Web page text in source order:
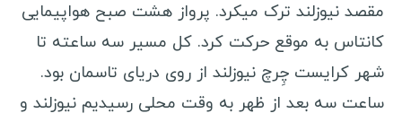
هند
مالزی
عراق
مقصد نیوزلند ترک میکرد. پرواز هشت صبح هواپیمایی
کانتاس به موقع حرکت کرد. کل مسیر سه ساعته تا
شهر کرایست چِرچ نیوزلند از روی دریای تاسمان بود.
ساعت سه بعد از ظهر به وقت محلی رسیدیم نیوزلند و